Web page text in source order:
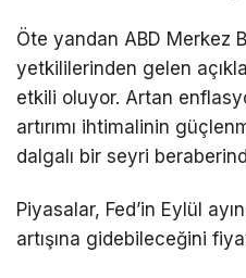
Öte yandan ABD Merkez
yetkililerinden gelen
etkili oluyor. Artan
artırımı ihtimalinin
dalgalı bir seyri
Piyasalar, Fed’in Eylül
artışına gidebileceğini